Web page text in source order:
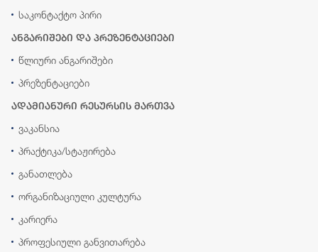
საკონტაქტო პირი
ანგარიშები და პრეზენტაციები
წლიური ანგარიშები
პრეზენტაციები
ადამიანური რესურსის მართვა
ვაკანსია
პრაქტიკა/სტაჟირება
განათლება
ორგანიზაციული კულტურა
კარიერა
პროფესიული განვითარება